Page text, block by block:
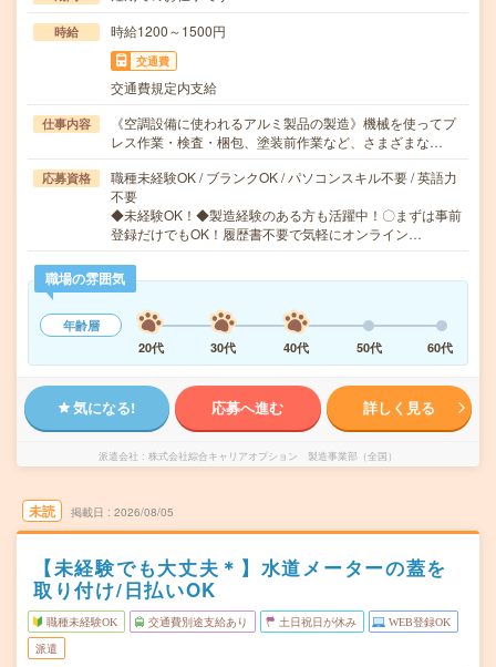
時給 時給1200～1500円
交通費
交通費規定内支給
仕事内容
《空調設備に使われるアルミ製品の製造》機械を使ってプ
レス作業・検査・梱包、塗装前作業など、さまざまな…
応募資格
職種未経験OK / ブランクOK / パソコンスキル不要 / 英語力
不要
◆未経験OK！◆製造経験のある方も活躍中！〇まずは事前
登録だけでもOK！履歴書不要で気軽にオンライン…
職場の雰囲気
年齢層
20代
30代 40代 50代 60代
気になる! 応募へ進む 詳しく見る
派遣会社 株式会社綜合キャリアオプション 製造事業部（全国）
未読 掲載日 2026/08/05
【未経験でも大丈夫＊】水道メーターの蓋を
取り付け/日払いOK
職種未経験OK 交通費別途支給あり 土日祝日が休み WEB登録OK
派遣